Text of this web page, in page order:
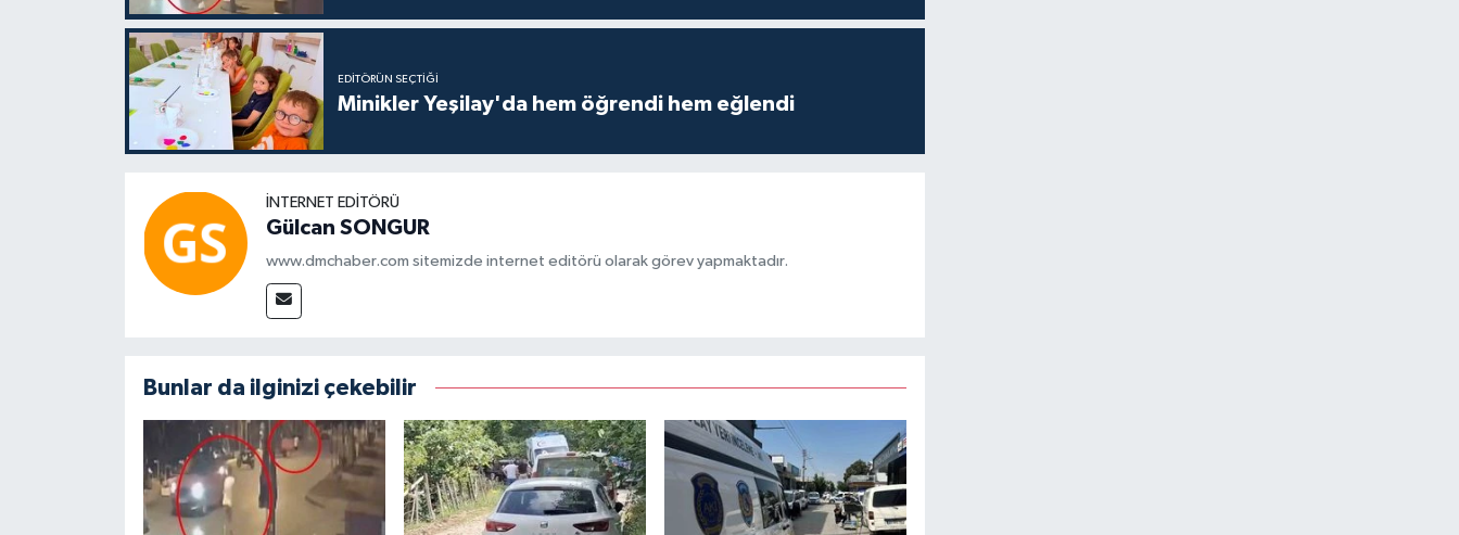
EDITÖRÜN SEÇTIĞI
Minikler Yeşilay'da hem öğrendi hem eğlendi
İNTERNET EDITÖRÜ
Gülcan SONGUR
www.dmchaber.com sitemizde internet editörü olarak görev yapmaktadır.
Bunlar da ilginizi çekebilir